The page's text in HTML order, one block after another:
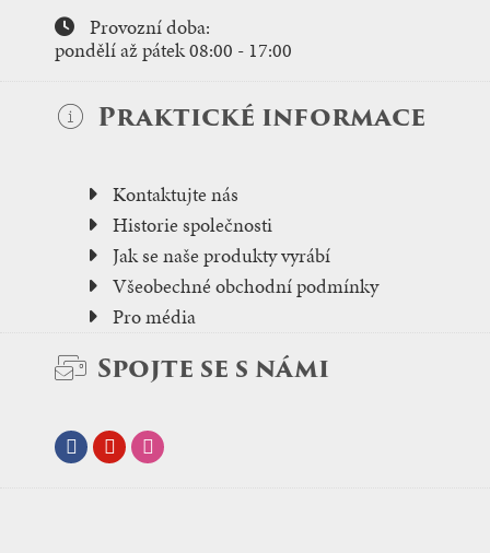
Provozní doba:
pondělí až pátek 08:00 - 17:00
Praktické informace
Kontaktujte nás
Historie společnosti
Jak se naše produkty vyrábí
Všeobechné obchodní podmínky
Pro média
Spojte se s námi
FacebookYoutube